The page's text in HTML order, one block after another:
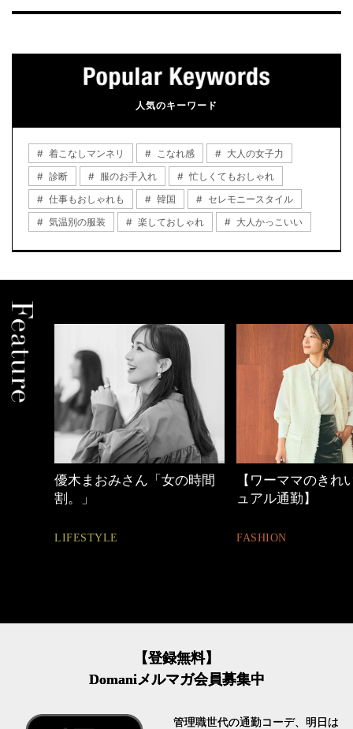
人気のキーワード
着こなしマンネリ こなれ感
大人の女子力
診断
服のお手入れ
忙しくてもおしゃれ
仕事もおしゃれも
韓国
セレモニースタイル
気温別の服装
楽しておしゃれ 大人かっこいい
【ワーママのきれいめカジ
ュアル通勤】
FASHION
働く女性のバッグ
【登録無料】
Domaniメルマガ会員募集中
管理職世代の通勤コーデ、明日は